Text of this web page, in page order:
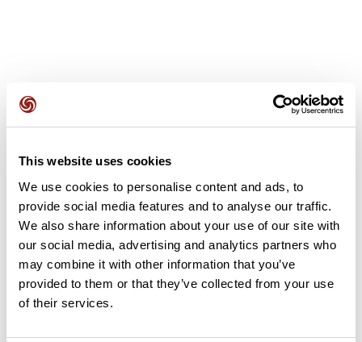
This website uses cookies
We use cookies to personalise content and ads, to
provide social media features and to analyse our traffic.
We also share information about your use of our site with
our social media, advertising and analytics partners who
may combine it with other information that you’ve
provided to them or that they’ve collected from your use
of their services.
Ajouter un avis
Découvrez ce parcours de vélo de 58,2 km à proximité de